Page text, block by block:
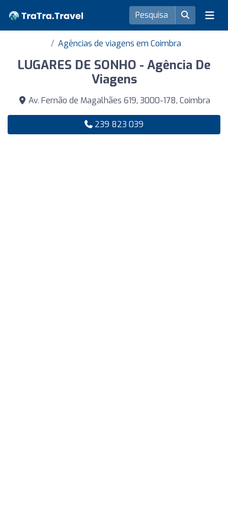
Agências de viagens em Coimbra
LUGARES DE SONHO - Agência De
Viagens
Av. Fernão de Magalhães 619, 3000-178, Coimbra
239 823 039